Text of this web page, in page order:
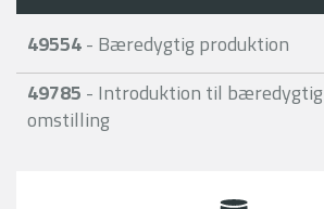
49554- Bæredygtig produktion
49785 - Introduktion til bæredygtig
omstilling